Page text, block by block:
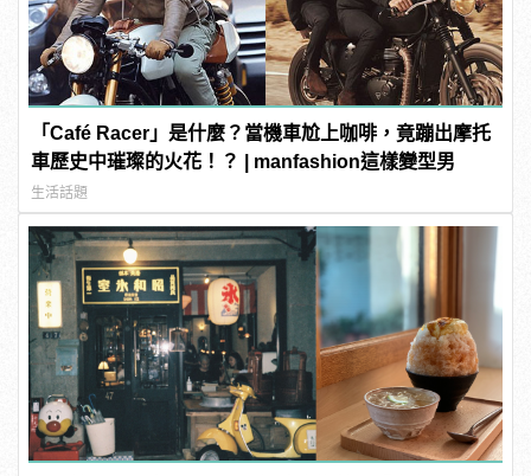
「Café Racer」是什麼？當機車尬上咖啡，竟蹦出摩托
車歷史中璀璨的火花！？ | manfashion這樣變型男
生活話題